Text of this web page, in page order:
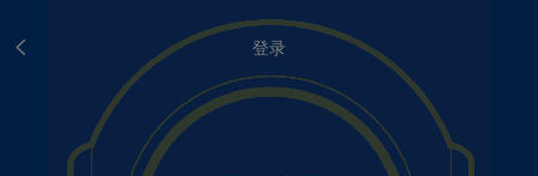
登录